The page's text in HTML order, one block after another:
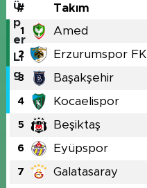
# Takım
1 Amed
2 Erzurumspor FK
3 Başakşehir
4 Kocaelispor
5 Beşiktaş
6 Eyüpspor
7 Galatasaray